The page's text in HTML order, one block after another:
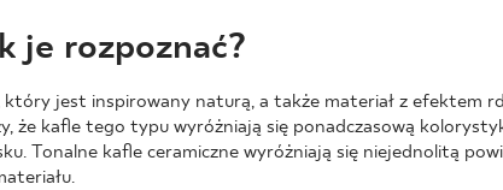
je rozpoznać?
jest inspirowany naturą, a także materiał z efektem
że kafle tego typu wyróżniają się ponadczasową
Tonalne kafle ceramiczne wyróżniają się niejednolitą